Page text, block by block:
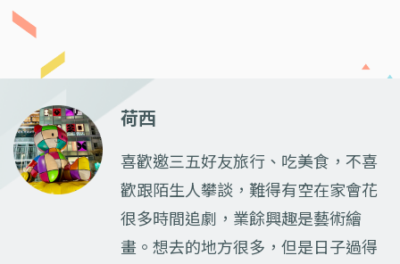
荷西
喜歡邀三五好友旅行、吃美食，不喜
歡跟陌生人攀談，難得有空在家會花
很多時間追劇，業餘興趣是藝術繪
畫。想去的地方很多，但是日子過得